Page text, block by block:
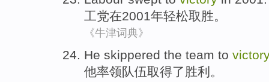
工党在2001年轻松取胜。
《牛津词典》
He skippered the team to victory
他率领队伍取得了胜利。